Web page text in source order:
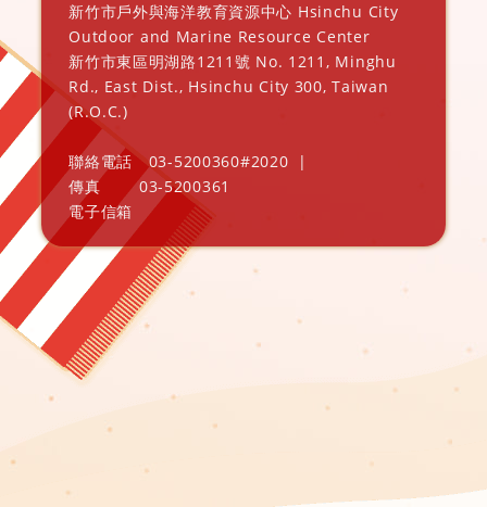
新竹市戶外與海洋教育資源中心 Hsinchu City
Outdoor and Marine Resource Center
新竹市東區明湖路1211號 No. 1211, Minghu
Rd., East Dist., Hsinchu City 300, Taiwan
(R.O.C.)
聯絡電話 03-5200360#2020
|
傳真
03-5200361
電子信箱